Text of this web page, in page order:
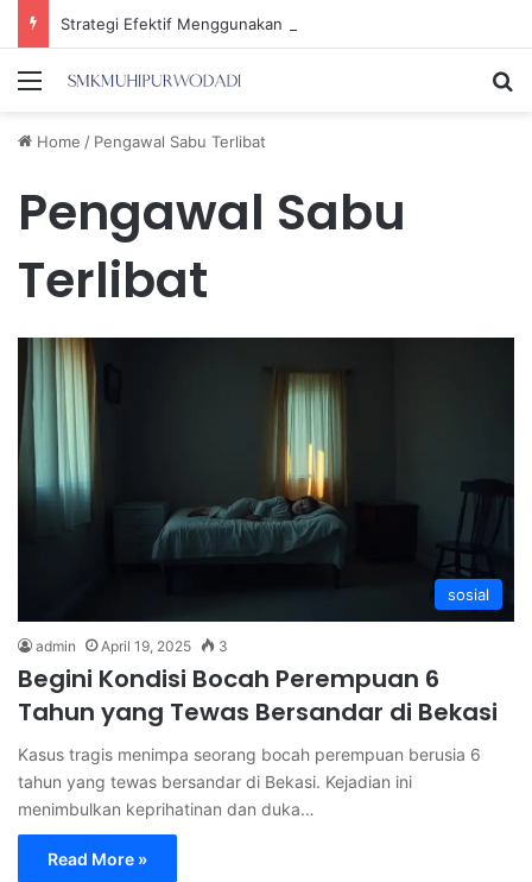
Menu
Home / Pengawal Sabu Terlibat
Pengawal Sabu
Terlibat
sosial
admin April 19, 2025 3
Begini Kondisi Bocah Perempuan 6
Tahun yang Tewas Bersandar di Bekasi
Kasus tragis menimpa seorang bocah perempuan berusia 6
tahun yang tewas bersandar di Bekasi. Kejadian ini
menimbulkan keprihatinan dan duka…
Read More »